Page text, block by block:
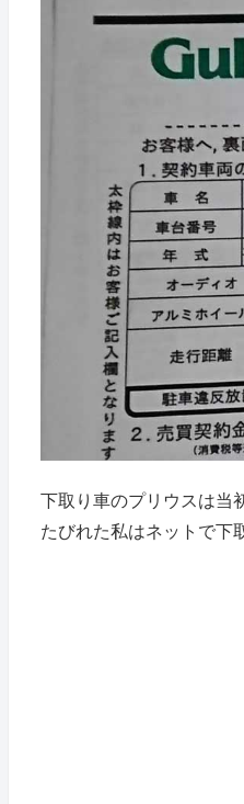
下取り車のプリウスは当
たびれた私はネットで下